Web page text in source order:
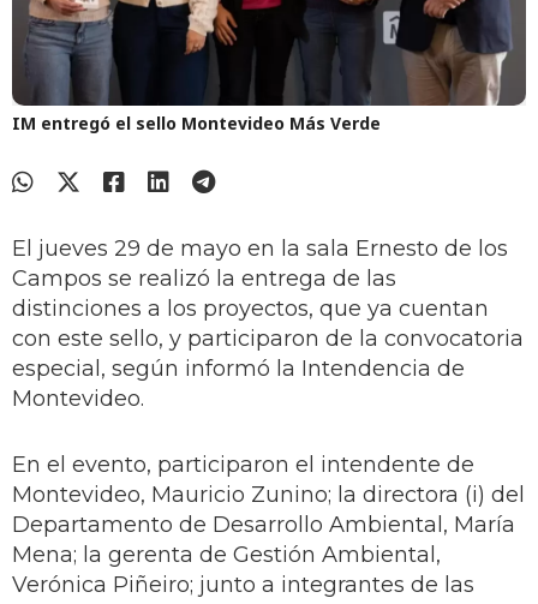
IM entregó el sello Montevideo Más Verde
El jueves 29 de mayo en la sala Ernesto de los
Campos se realizó la entrega de las
distinciones a los proyectos, que ya cuentan
con este sello, y participaron de la convocatoria
especial, según informó la Intendencia de
Montevideo.
En el evento, participaron el intendente de
Montevideo, Mauricio Zunino; la directora (i) del
Departamento de Desarrollo Ambiental, María
Mena; la gerenta de Gestión Ambiental,
Verónica Piñeiro; junto a integrantes de las